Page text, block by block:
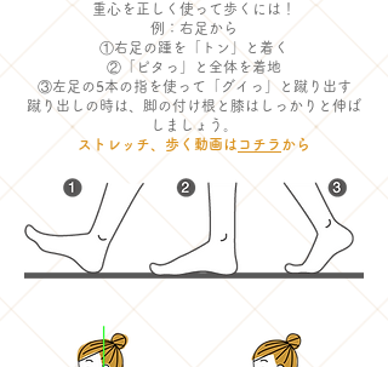
重心を正しく使って歩くには！
例：右足から
①右足の踵を「トン」と着く
②「ピタっ」と全体を着地
​③左足の5本の指を使って「グイっ」と蹴り出す
​蹴り出しの時は、脚の付け根と膝はしっかりと伸ば
しましょう。
ストレッチ、歩く動画は コチラ から